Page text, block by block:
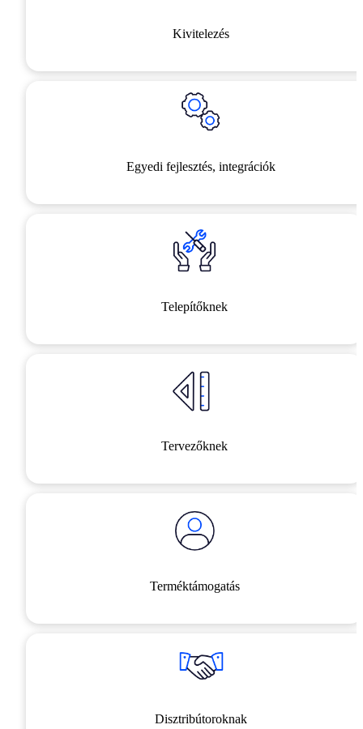
Kivitelezés
Egyedi fejlesztés, integrációk
Telepítőknek
Tervezőknek
Terméktámogatás
Disztribútoroknak